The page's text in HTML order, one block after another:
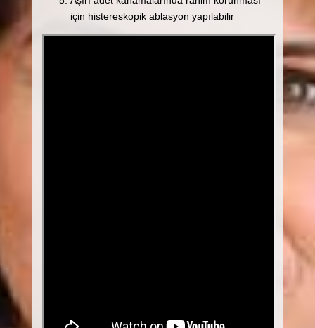
için histereskopik ablasyon yapılabilir